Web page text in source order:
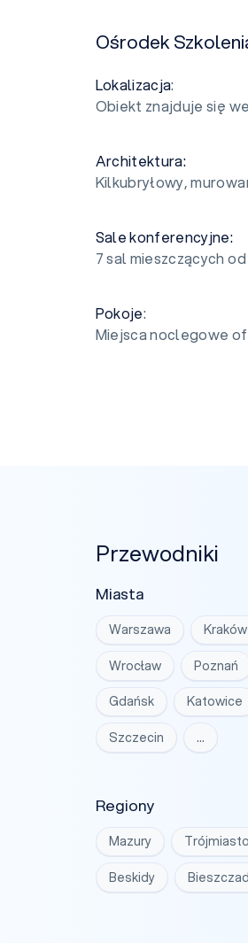
Ośrodek
Lokalizacja:
Obiekt znajduje się
Architektura:
Kilkubryłowy,
Sale konferencyjne:
7 sal mieszczących
Pokoje:
Miejsca noclegowe
Przewodniki
Miasta
Warszawa Kraków
Wrocław Poznań
Gdańsk Katowice
Szczecin …
Regiony
Mazury Trójmiasto
Beskidy